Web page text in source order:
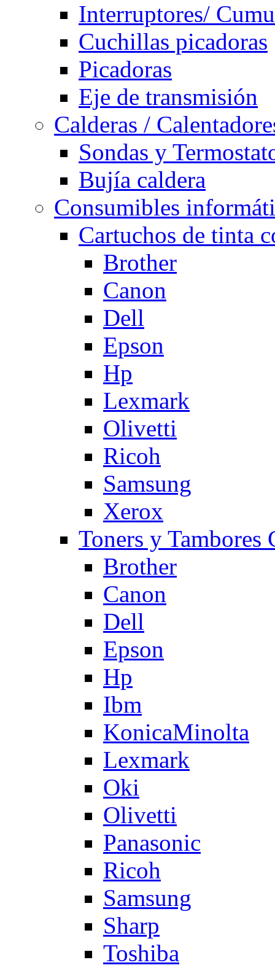
Interruptores/
Cuchillas picadoras
Picadoras
Eje de transmisión
Calderas /
Sondas y
Bujía caldera
Consumibles
Cartuchos de tinta
Brother
Canon
Dell
Epson
Hp
Lexmark
Olivetti
Ricoh
Samsung
Xerox
Toners y
Brother
Canon
Dell
Epson
Hp
Ibm
KonicaMinolta
Lexmark
Oki
Olivetti
Panasonic
Ricoh
Samsung
Sharp
Toshiba